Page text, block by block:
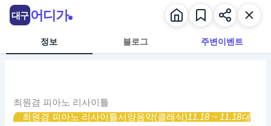
정보 블로그 주변이벤트
최원겸 피아노 리사이틀
최원겸 피아노 리사이틀서양음악(클래식)11.18 ~ 11.18대
대구 어디가